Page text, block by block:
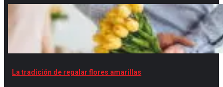
La tradición de regalar flores amarillas